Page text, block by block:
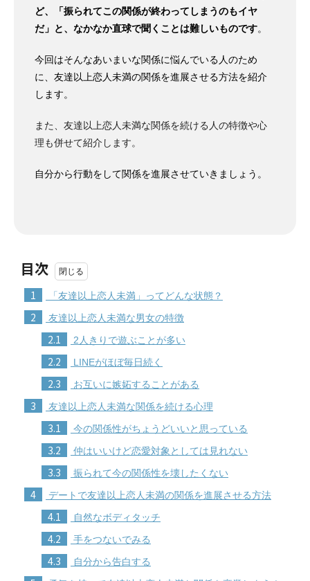
ど、「振られてこの関係が終わってしまうのもイヤ
だ」と、なかなか直球で聞くことは難しいものです。
今回はそんなあいまいな関係に悩んでいる人のため
に、友達以上恋人未満の関係を進展させる方法を紹介
します。
また、友達以上恋人未満な関係を続ける人の特徴や心
理も併せて紹介します。
自分から行動をして関係を進展させていきましょう。
目次
1 「友達以上恋人未満」ってどんな状態？
2 友達以上恋人未満な男女の特徴
2.1 2人きりで遊ぶことが多い
2.2 LINEがほぼ毎日続く
2.3 お互いに嫉妬することがある
3 友達以上恋人未満な関係を続ける心理
3.1 今の関係性がちょうどいいと思っている
3.2 仲はいいけど恋愛対象としては見れない
3.3 振られて今の関係性を壊したくない
4 デートで友達以上恋人未満の関係を進展させる方法
4.1 自然なボディタッチ
4.2 手をつないでみる
4.3 自分から告白する